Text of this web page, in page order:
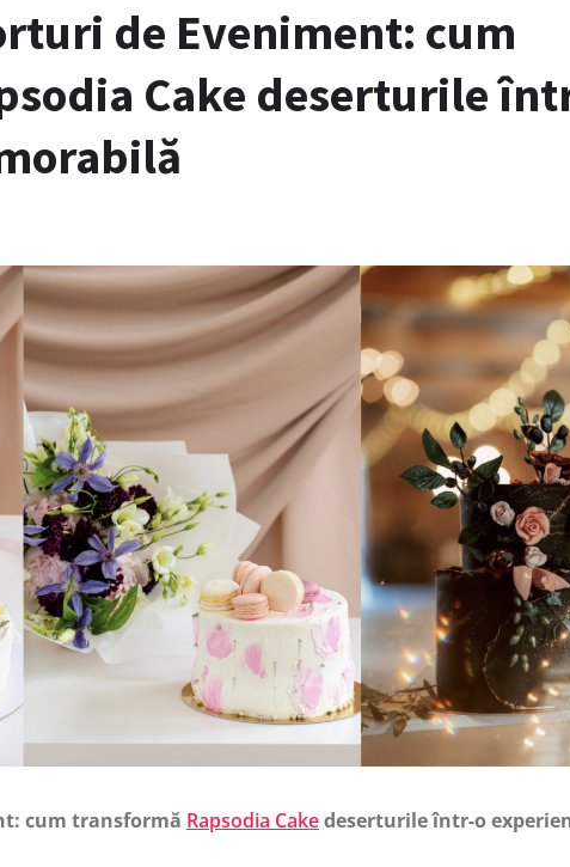
de Eveniment: cum
Cake deserturile
cum transformă Rapsodia Cakedeserturile într-o